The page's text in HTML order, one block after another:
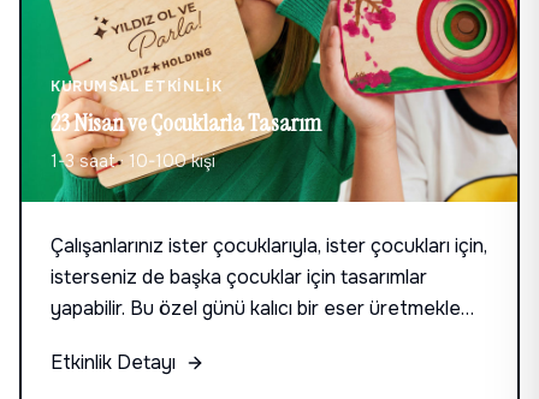
KURUMSAL ETKINLIK
23 Nisan ve Çocuklarla Tasarım
1-3 saat·10-100 kişi
Çalışanlarınız ister çocuklarıyla, ister çocukları için,
isterseniz de başka çocuklar için tasarımlar
yapabilir. Bu özel günü kalıcı bir eser üretmekle
yaklaşımı var.
Etkinlik Detayı